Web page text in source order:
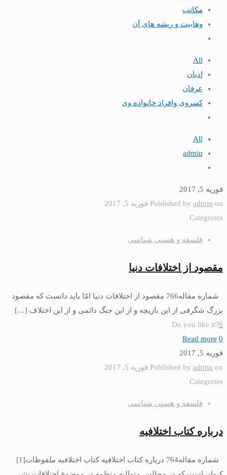
مکاتب
وهابیت و ریشه های آن
All
ادیان
عرفان
كسروى وافراد خانواده وى
All
admin
فوریه 5, 2017
Published by admin on
فوریه 5, 2017
Categories
فلسفه و هستی شناسی
مقصود از اختلافات دنيا
شماره مقاله766 مقصود از اختلافات دنيا امّا باید دانست كه مقصود
بزرگ شگرفى از این بازیچه و از این جنگ دائمى و از این اختلاف […]
Do you like it?0
0
Read more
فوریه 5, 2017
Published by admin on
فوریه 5, 2017
Categories
فلسفه و هستی شناسی
درباره کتاب اختلافیه
شماره مقاله764 درباره کتاب اختلافیه كتاب اختلافیه ملفوظات[1]